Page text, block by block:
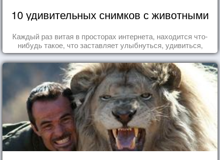
10 удивительных снимков с животными
Каждый раз витая в просторах интернета, находится что-
нибудь такое, что заставляет улыбнуться, удивиться,
восхититься...